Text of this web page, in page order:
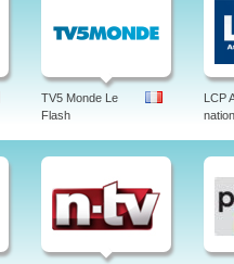
TV5 Monde Le
Flash
LCP